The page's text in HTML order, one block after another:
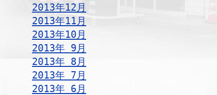
2013年12月
2013年11月
2013年10月
2013年 9月
2013年 8月
2013年 7月
2013年 6月